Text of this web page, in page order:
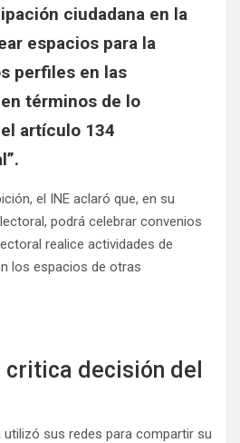
ciudadana en la
espacios para la
perfiles en las
términos de lo
artículo 134
el INE aclaró que, en su
podrá celebrar convenios
realice actividades de
los espacios de otras
critica decisión del
utilizó sus redes para compartir su